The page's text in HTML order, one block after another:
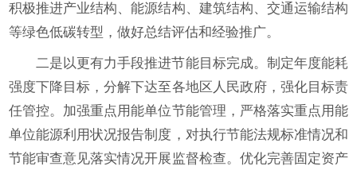
积极推进产业结构、能源结构、建筑结构、交通运输结构
等绿色低碳转型，做好总结评估和经验推广。
二是以更有力手段推进节能目标完成。制定年度能耗
强度下降目标，分解下达至各地区人民政府，强化目标责
任管控。加强重点用能单位节能管理，严格落实重点用能
单位能源利用状况报告制度，对执行节能法规标准情况和
节能审查意见落实情况开展监督检查。优化完善固定资产